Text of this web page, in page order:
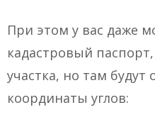
При этом у вас даже
кадастровый
участка, но там будут
координаты углов: